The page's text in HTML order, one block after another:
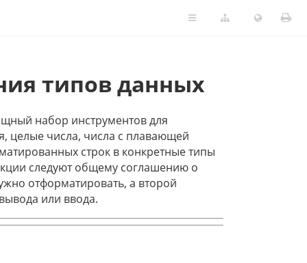
типов данных
набор инструментов для
целые числа, числа с плавающей
строк в конкретные типы
следуют общему соглашению о
отформатировать, а второй
или ввода.